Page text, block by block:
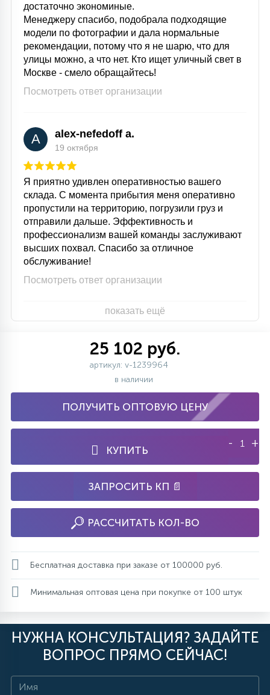
достаточно экономиные.
Менеджеру спасибо, подобрала подходящие
модели по фотографии и дала нормальные
рекомендации, потому что я не шарю, что для
улицы можно, а что нет. Кто ищет уличный свет в
Москве - смело обращайтесь!
Посмотреть ответ организации
A alex-nefedoff a.
19 октября
Я приятно удивлен оперативностью вашего
склада. С момента прибытия меня оперативно
пропустили на территорию, погрузили груз и
отправили дальше. Эффективность и
профессионализм вашей команды заслуживают
высших похвал. Спасибо за отличное
обслуживание!
Посмотреть ответ организации
показать ещё
25 102 руб.
артикул: v-1239964
в наличии
ПОЛУЧИТЬ ОПТОВУЮ ЦЕНУ
КУПИТЬ
- +
ЗАПРОСИТЬ КП 📄
РАССЧИТАТЬ КОЛ-ВО
Бесплатная доставка при заказе от 100000 руб.
Минимальная оптовая цена при покупке от 100 штук
НУЖНА КОНСУЛЬТАЦИЯ? ЗАДАЙТЕ
ВОПРОС ПРЯМО СЕЙЧАС!